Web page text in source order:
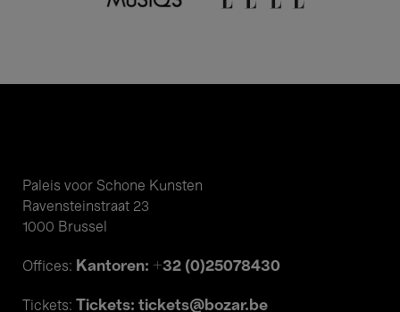
Paleis voor Schone Kunsten
Ravensteinstraat 23
1000 Brussel
Offices: Kantoren: +32 (0)25078430
Tickets: Tickets: tickets@bozar.be